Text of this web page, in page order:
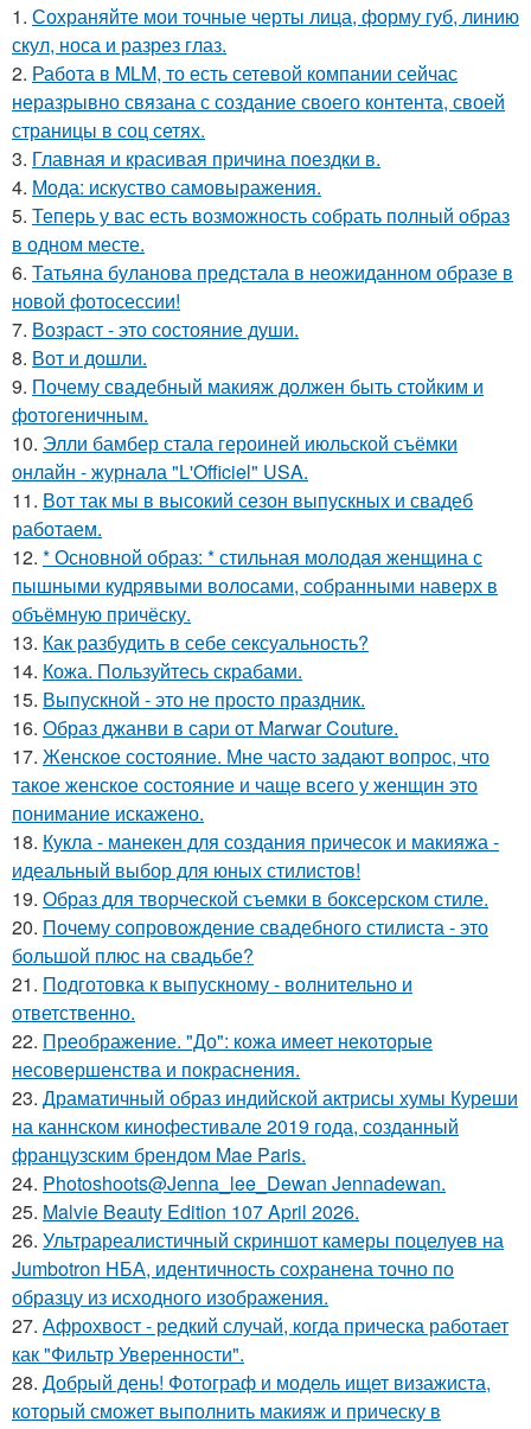
1. Сохраняйте мои точные черты лица, форму губ, линию
скул, носа и разрез глаз.
2. Работа в MLM, то есть сетевой компании сейчас
неразрывно связана с создание своего контента, своей
страницы в соц сетях.
3. Главная и красивая причина поездки в.
4. Мода: искуство самовыражения.
5. Теперь у вас есть возможность собрать полный образ
в одном месте.
6. Татьяна буланова предстала в неожиданном образе в
новой фотосессии!
7. Возраст - это состояние души.
8. Вот и дошли.
9. Почему свадебный макияж должен быть стойким и
фотогеничным.
10. Элли бамбер стала героиней июльской съёмки
онлайн - журнала "L'Officiel" USA.
11. Вот так мы в высокий сезон выпускных и свадеб
работаем.
12. * Основной образ: * стильная молодая женщина с
пышными кудрявыми волосами, собранными наверх в
объёмную причёску.
13. Как разбудить в себе сексуальность?
14. Кожа. Пользуйтесь скрабами.
15. Выпускной - это не просто праздник.
16. Образ джанви в сари от Marwar Couture.
17. Женское состояние. Мне часто задают вопрос, что
такое женское состояние и чаще всего у женщин это
понимание искажено.
18. Кукла - манекен для создания причесок и макияжа -
идеальный выбор для юных стилистов!
19. Образ для творческой съемки в боксерском стиле.
20. Почему сопровождение свадебного стилиста - это
большой плюс на свадьбе?
21. Подготовка к выпускному - волнительно и
ответственно.
22. Преображение. "До": кожа имеет некоторые
несовершенства и покраснения.
23. Драматичный образ индийской актрисы хумы Куреши
на каннском кинофестивале 2019 года, созданный
французским брендом Mae Paris.
24. Photoshoots@Jenna_lee_Dewan Jennadewan.
25. Malvie Beauty Edition 107 April 2026.
26. Ультрареалистичный скриншот камеры поцелуев на
Jumbotron НБА, идентичность сохранена точно по
образцу из исходного изображения.
27. Афрохвост - редкий случай, когда прическа работает
как "Фильтр Уверенности".
28. Добрый день! Фотограф и модель ищет визажиста,
который сможет выполнить макияж и прическу в